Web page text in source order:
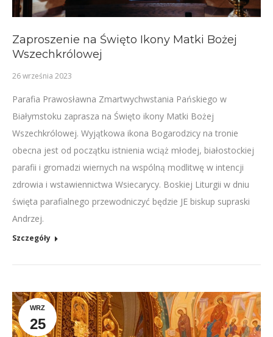
Zaproszenie na Święto Ikony Matki Bożej
Wszechkrólowej
26 września 2023
Parafia Prawosławna Zmartwychwstania Pańskiego w
Białymstoku zaprasza na Święto ikony Matki Bożej
Wszechkrólowej. Wyjątkowa ikona Bogarodzicy na tronie
obecna jest od początku istnienia wciąż młodej, białostockiej
parafii i gromadzi wiernych na wspólną modlitwę w intencji
zdrowia i wstawiennictwa Wsiecarycy. Boskiej Liturgii w dniu
święta parafialnego przewodniczyć będzie JE biskup supraski
Andrzej.
Szczegóły
WRZ
25